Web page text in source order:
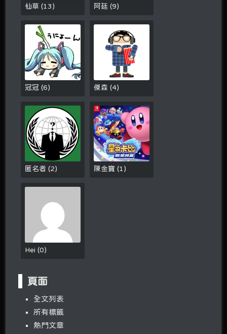
仙草(13 ) 阿廷(9)
冠冠(6) 傑森(4)
匿名者(2) 陳金寶(1 )
Hei(0)
頁面
全文列表
所有標籤
熱門文章